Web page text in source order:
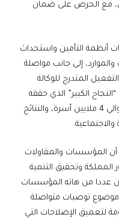
مع الحرص على ضمان
أنظمة التأمين واستحداث
إلى جانب مواصلة
المتدرج للوكالة
الكبير” الذي حققه
نظام الدعم الاجتماعي المباشر لفائدة حوالي 4 ملايين أسرة، والنتائج
والاجتماعية.
أن المؤسسات والمقاولات
المملكة وتحقيق التنمية
عددا من هاته المؤسسات
موضوع توصيات متواصلة
لتعميق الإصلاحات التي